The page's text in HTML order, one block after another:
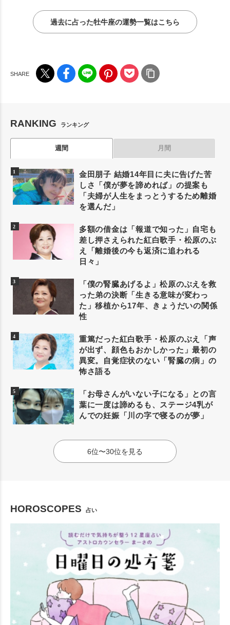
過去に占った牡牛座の運勢一覧はこちら
RANKING ランキング
週間 月間
金田朋子 結婚14年目に夫に告げた苦
しさ「僕が夢を諦めれば」の提案も
「夫婦が人生をまっとうするため離婚
を選んだ」
多額の借金は「報道で知った」自宅も
差し押さえられた紅白歌手・松原のぶ
え「離婚後の今も返済に追われる
日々」
「僕の腎臓あげるよ」松原のぶえを救
った弟の決断「生きる意味が変わっ
た」移植から17年、きょうだいの関係
性
重篤だった紅白歌手・松原のぶえ「声
が出ず、顔色もおかしかった」最初の
異変。自覚症状のない「腎臓の病」の
怖さ語る
「お母さんがいない子になる」との言
葉に一度は諦めるも、ステージ4乳が
んでの妊娠「川の字で寝るのが夢」
6位〜30位を見る
HOROSCOPES 占い